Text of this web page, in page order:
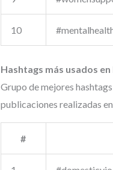
10
Hashtags más usados
Grupo de mejores
publicaciones realizadas
#